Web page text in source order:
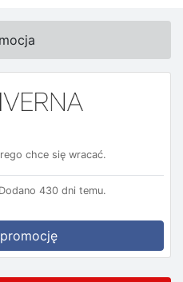
chce się wracać.
Dodano 430 dni temu.